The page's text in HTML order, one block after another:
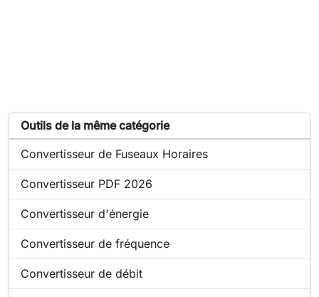
Outils de la même catégorie
Liste d'outils similaires à Convertisseur de densité
Outil en ligne :
Convertisseur de Fuseaux Horaires
Outil en ligne :
Convertisseur PDF 2026
Outil en ligne :
Convertisseur d'énergie
Outil en ligne :
Convertisseur de fréquence
Outil en ligne :
Convertisseur de débit